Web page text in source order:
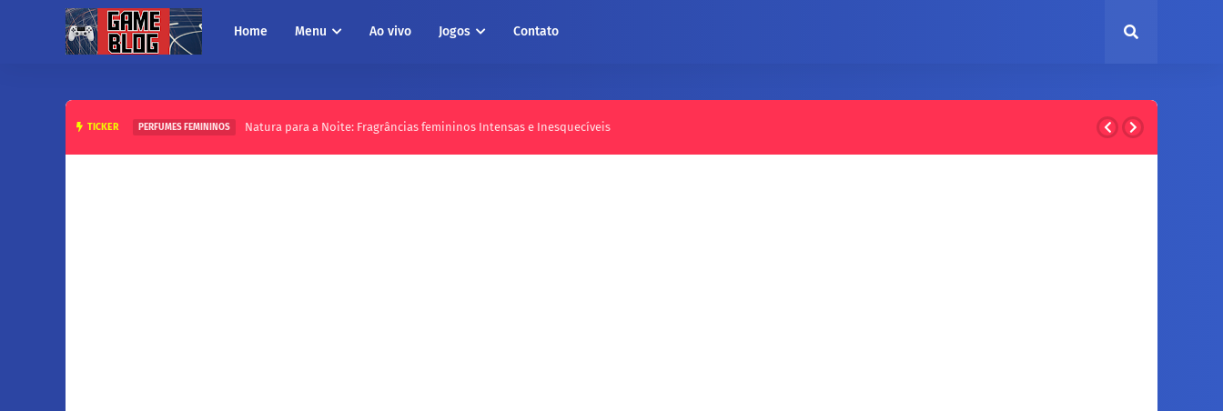
Home Menu Ao vivo Jogos Contato
TICKER PERFUMES FEMININOS Natura para a Noite: Fragrâncias femininos Intensas e Inesquecíveis